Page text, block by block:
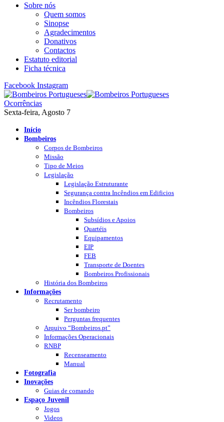
Sobre nós
Quem somos
Sinopse
Agradecimentos
Donativos
Contactos
Estatuto editorial
Ficha técnica
Facebook Instagram
Ocorrências
Sexta-feira, Agosto 7
Início
Bombeiros
Corpos de Bombeiros
Missão
Tipo de Meios
Legislação
Legislação Estruturante
Segurança contra Incêndios em Edificios
Incêndios Florestais
Bombeiros
Subsídios e Apoios
Quartéis
Equipamentos
EIP
FEB
Transporte de Doentes
Bombeiros Profissionais
História dos Bombeiros
Informações
Recrutamento
Ser bombeiro
Perguntas frequentes
Arquivo “Bombeiros.pt”
Informações Operacionais
RNBP
Recenseamento
Manual
Fotografia
Inovações
Guias de comando
Espaço Juvenil
Jogos
Videos